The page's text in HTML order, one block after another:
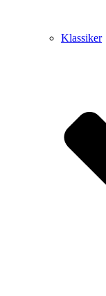
Klassiker